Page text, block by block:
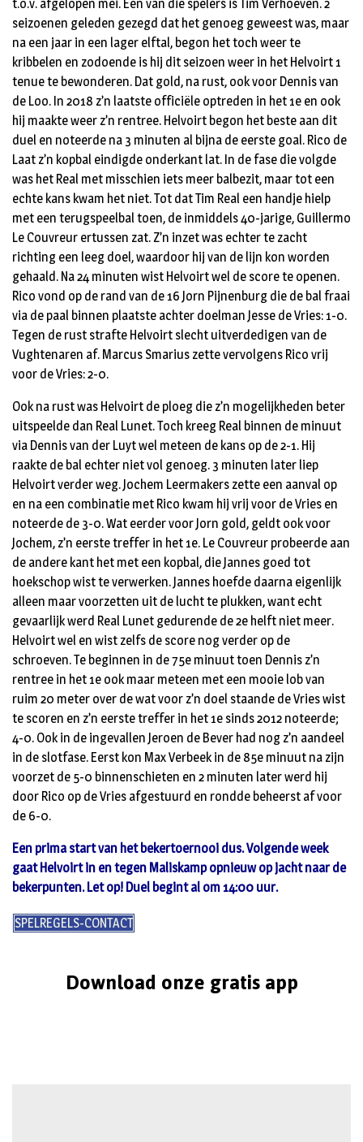
t.o.v. afgelopen mei. Een van die spelers is Tim Verhoeven. 2
seizoenen geleden gezegd dat het genoeg geweest was, maar
na een jaar in een lager elftal, begon het toch weer te
kribbelen en zodoende is hij dit seizoen weer in het Helvoirt 1
tenue te bewonderen. Dat gold, na rust, ook voor Dennis van
de Loo. In 2018 z’n laatste officiële optreden in het 1e en ook
hij maakte weer z’n rentree. Helvoirt begon het beste aan dit
duel en noteerde na 3 minuten al bijna de eerste goal. Rico de
Laat z’n kopbal eindigde onderkant lat. In de fase die volgde
was het Real met misschien iets meer balbezit, maar tot een
echte kans kwam het niet. Tot dat Tim Real een handje hielp
met een terugspeelbal toen, de inmiddels 40-jarige, Guillermo
Le Couvreur ertussen zat. Z’n inzet was echter te zacht
richting een leeg doel, waardoor hij van de lijn kon worden
gehaald. Na 24 minuten wist Helvoirt wel de score te openen.
Rico vond op de rand van de 16 Jorn Pijnenburg die de bal fraai
via de paal binnen plaatste achter doelman Jesse de Vries: 1-0.
Tegen de rust strafte Helvoirt slecht uitverdedigen van de
Vughtenaren af. Marcus Smarius zette vervolgens Rico vrij
voor de Vries: 2-0.
Ook na rust was Helvoirt de ploeg die z’n mogelijkheden beter
uitspeelde dan Real Lunet. Toch kreeg Real binnen de minuut
via Dennis van der Luyt wel meteen de kans op de 2-1. Hij
raakte de bal echter niet vol genoeg. 3 minuten later liep
Helvoirt verder weg. Jochem Leermakers zette een aanval op
en na een combinatie met Rico kwam hij vrij voor de Vries en
noteerde de 3-0. Wat eerder voor Jorn gold, geldt ook voor
Jochem, z’n eerste treffer in het 1e. Le Couvreur probeerde aan
de andere kant het met een kopbal, die Jannes goed tot
hoekschop wist te verwerken. Jannes hoefde daarna eigenlijk
alleen maar voorzetten uit de lucht te plukken, want echt
gevaarlijk werd Real Lunet gedurende de 2e helft niet meer.
Helvoirt wel en wist zelfs de score nog verder op de
schroeven. Te beginnen in de 75e minuut toen Dennis z’n
rentree in het 1e ook maar meteen met een mooie lob van
ruim 20 meter over de wat voor z’n doel staande de Vries wist
te scoren en z’n eerste treffer in het 1e sinds 2012 noteerde;
4-0. Ook in de ingevallen Jeroen de Bever had nog z’n aandeel
in de slotfase. Eerst kon Max Verbeek in de 85e minuut na zijn
voorzet de 5-0 binnenschieten en 2 minuten later werd hij
door Rico op de Vries afgestuurd en rondde beheerst af voor
de 6-0.
Een prima start van het bekertoernooi dus. Volgende week
gaat Helvoirt in en tegen Maliskamp opnieuw op jacht naar de
bekerpunten. Let op! Duel begint al om 14:00 uur.
SPELREGELS-CONTACT
Download onze gratis app